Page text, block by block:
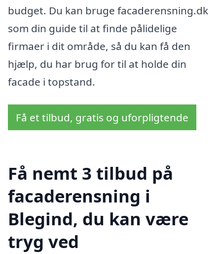
budget. Du kan bruge facaderensning.dk
som din guide til at finde pålidelige
firmaer i dit område, så du kan få den
hjælp, du har brug for til at holde din
facade i topstand.
Få et tilbud, gratis og uforpligtende
Få nemt 3 tilbud på
facaderensning i
Blegind, du kan være
tryg ved